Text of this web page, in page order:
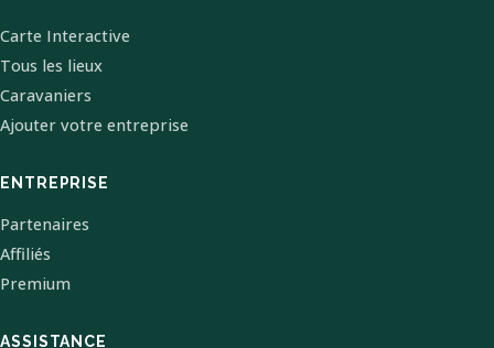
Carte Interactive
Tous les lieux
Caravaniers
Ajouter votre entreprise
ENTREPRISE
Partenaires
Affiliés
Premium
ASSISTANCE